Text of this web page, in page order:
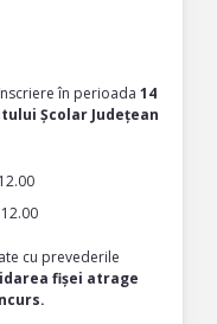
în perioada 14
Școlar Județean
cu prevederile
fișei atrage